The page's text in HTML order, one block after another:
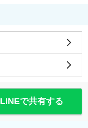
LINEで共有する